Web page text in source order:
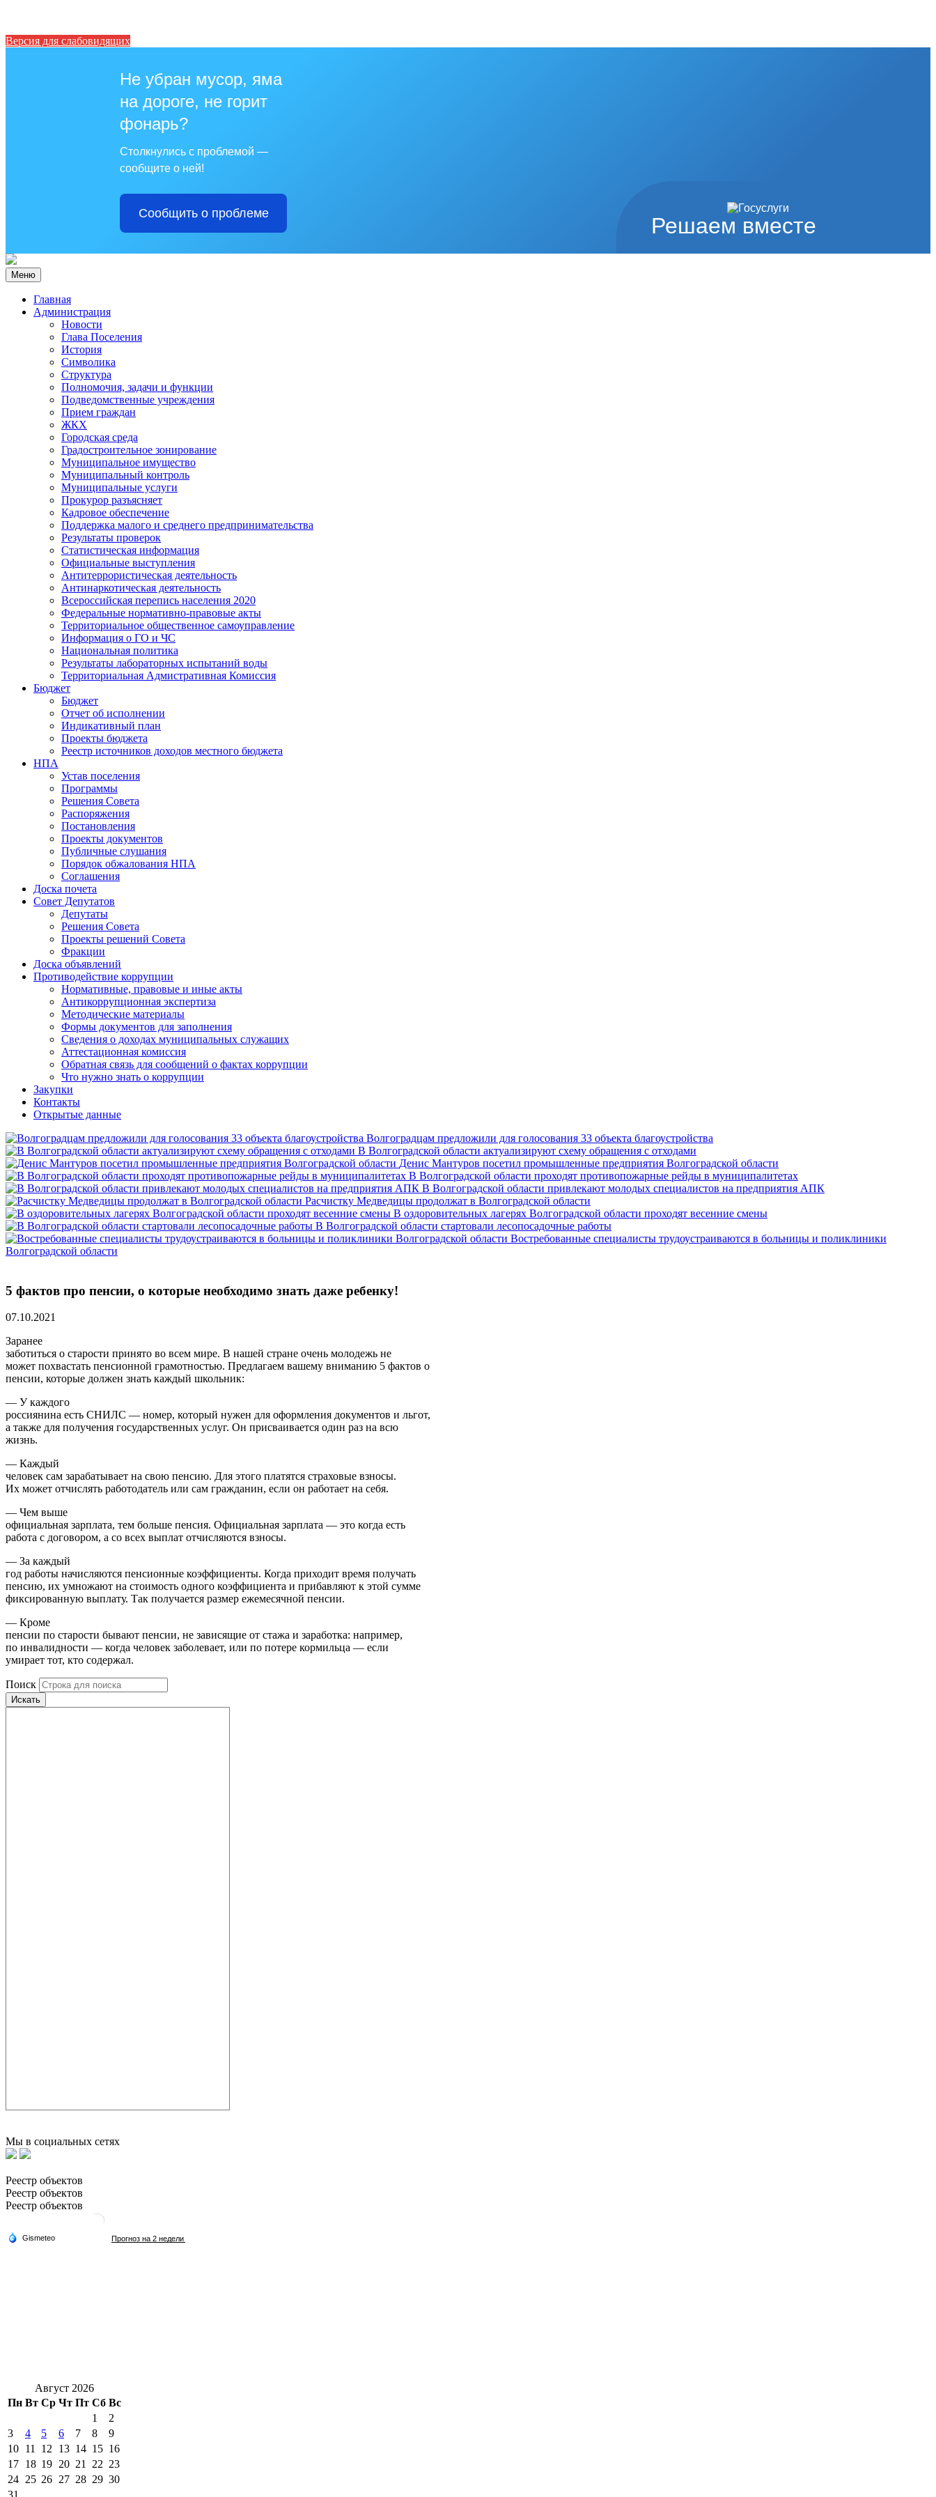
Версия для слабовидящих
Решаем вместе
Не убран мусор, яма
на дороге, не горит
фонарь?
Столкнулись с проблемой —
сообщите о ней!
Сообщить о проблеме
Меню
Главная
Администрация
Новости
Глава Поселения
История
Символика
Структура
Полномочия, задачи и функции
Подведомственные учреждения
Прием граждан
ЖКХ
Городская среда
Градостроительное зонирование
Муниципальное имущество
Муниципальный контроль
Муниципальные услуги
Прокурор разъясняет
Кадровое обеспечение
Поддержка малого и среднего предпринимательства
Результаты проверок
Статистическая информация
Официальные выступления
Антитеррористическая деятельность
Антинаркотическая деятельность
Всероссийская перепись населения 2020
Федеральные нормативно-правовые акты
Территориальное общественное самоуправление
Информация о ГО и ЧС
Национальная политика
Результаты лабораторных испытаний воды
Территориальная Адмистративная Комиссия
Бюджет
Бюджет
Отчет об исполнении
Индикативный план
Проекты бюджета
Реестр источников доходов местного бюджета
НПА
Устав поселения
Программы
Решения Совета
Распоряжения
Постановления
Проекты документов
Публичные слушания
Порядок обжалования НПА
Соглашения
Доска почета
Совет Депутатов
Депутаты
Решения Совета
Проекты решений Совета
Фракции
Доска объявлений
Противодействие коррупции
Нормативные, правовые и иные акты
Антикоррупционная экспертиза
Методические материалы
Формы документов для заполнения
Сведения о доходах муниципальных служащих
Аттестационная комиссия
Обратная связь для сообщений о фактах коррупции
Что нужно знать о коррупции
Закупки
Контакты
Открытые данные
Волгоградцам предложили для голосования 33 объекта благоустройства
В Волгоградской области актуализируют схему обращения с отходами
Денис Мантуров посетил промышленные предприятия Волгоградской области
В Волгоградской области проходят противопожарные рейды в муниципалитетах
В Волгоградской области привлекают молодых специалистов на предприятия АПК
Расчистку Медведицы продолжат в Волгоградской области
В оздоровительных лагерях Волгоградской области проходят весенние смены
В Волгоградской области стартовали лесопосадочные работы
Востребованные специалисты трудоустраиваются в больницы и поликлиники
Волгоградской области
5 фактов про пенсии, о которые необходимо знать даже ребенку!
07.10.2021
Заранее
заботиться о старости принято во всем мире. В нашей стране очень молодежь не
может похвастать пенсионной грамотностью. Предлагаем вашему вниманию 5 фактов о
пенсии, которые должен знать каждый школьник:
— У каждого
россиянина есть СНИЛС — номер, который нужен для оформления документов и льгот,
а также для получения государственных услуг. Он присваивается один раз на всю
жизнь.
— Каждый
человек сам зарабатывает на свою пенсию. Для этого платятся страховые взносы.
Их может отчислять работодатель или сам гражданин, если он работает на себя.
— Чем выше
официальная зарплата, тем больше пенсия. Официальная зарплата — это когда есть
работа с договором, а со всех выплат отчисляются взносы.
— За каждый
год работы начисляются пенсионные коэффициенты. Когда приходит время получать
пенсию, их умножают на стоимость одного коэффициента и прибавляют к этой сумме
фиксированную выплату. Так получается размер ежемесячной пенсии.
— Кроме
пенсии по старости бывают пенсии, не зависящие от стажа и заработка: например,
по инвалидности — когда человек заболевает, или по потере кормильца — если
умирает тот, кто содержал.
Поиск
Искать
Мы в социальных сетях
Реестр объектов
Реестр объектов
Реестр объектов
Август 2026
Пн Вт Ср Чт Пт Сб Вс
1
2
3
4 5 6 7 8
9
10 11 12 13 14 15 16
17 18 19 20 21 22 23
24 25 26 27 28 29 30